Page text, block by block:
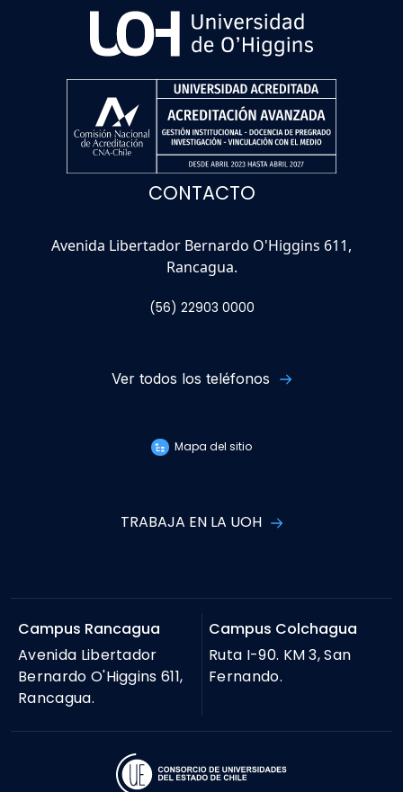
CONTACTO
Avenida Libertador Bernardo O'Higgins 611,
Rancagua.
(56) 22903 0000
Ver todos los teléfonos
Mapa del sitio
TRABAJA EN LA UOH
Campus Rancagua
Avenida Libertador
Bernardo O'Higgins 611,
Rancagua.
Campus Colchagua
Ruta I-90. KM 3, San
Fernando.